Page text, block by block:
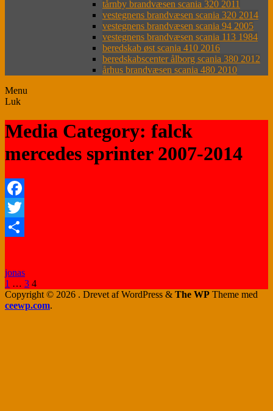
tårnby brandvæsen scania 320 2011
vestegnens brandvæsen scania 320 2014
vestegnens brandvæsen scania 94 2005
vestegnens brandvæsen scania 113 1984
beredskab øst scania 410 2016
beredskabscenter ålborg scania 380 2012
århus brandvæsen scania 480 2010
Menu
Luk
Media Category: falck
mercedes sprinter 2007-2014
Facebook
Twitter
jonas
Navigation
til
Side
1 … Side
3 Side
4
Copyright © 2026 . Drevet af WordPress & The WP Theme med
ceewp.com.